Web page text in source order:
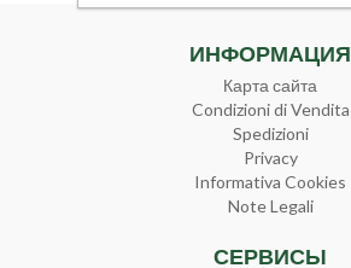
ИНФОРМАЦИЯ
Карта сайта
Condizioni di Vendita
Spedizioni
Privacy
Informativa Cookies
Note Legali
СЕРВИСЫ